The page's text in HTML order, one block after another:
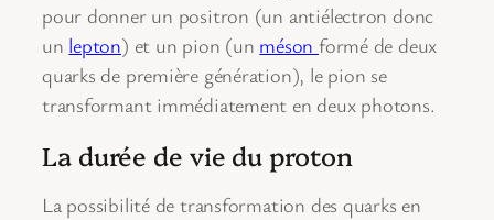
pour donner un positron (un antiélectron donc
un lepton) et un pion (un méson formé de deux
quarks de première génération), le pion se
transformant immédiatement en deux photons.
La durée de vie du proton
La possibilité de transformation des quarks en